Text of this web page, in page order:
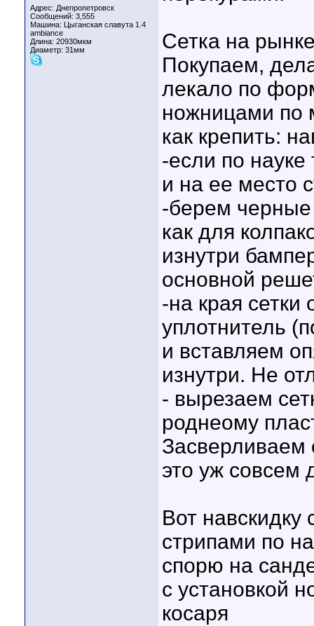
Адрес: Днепропетровск
Сообщений: 3,555
Машина: Цыганская славута 1.4
ambiance
Длина: 20930мкм
Диаметр: 31мм
Сетка на
Покупаем,
лекало по
ножницами по
как крепить:
-если по
и на ее место
-берем черные
как для
изнутри
основной
-на края
уплотнитель
и вставляем
изнутри. Не
- вырезаем
роднеому
Засверливаем
это уж совсем
Вот навскидку
стрипами по
спорю на
с установкой
косаря